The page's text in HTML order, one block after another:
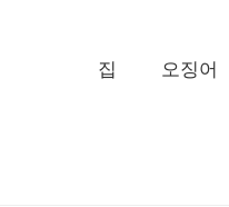
집 오징어